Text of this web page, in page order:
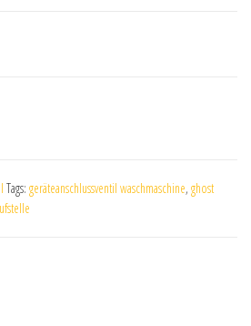
Tags: geräteanschlussventil waschmaschine, ghost